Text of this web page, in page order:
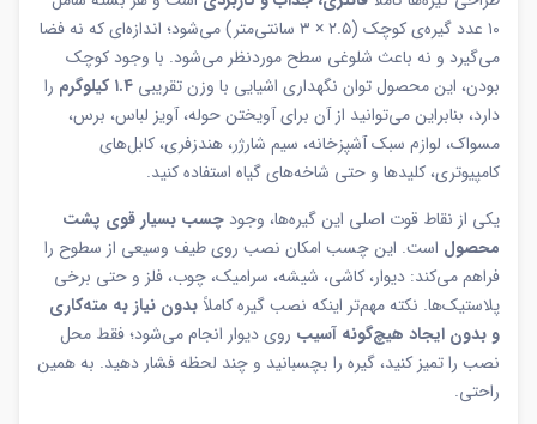
۱۰ عدد گیره‌ی کوچک (۲.۵ × ۳ سانتی‌متر) می‌شود؛ اندازه‌ای که نه فضا
می‌گیرد و نه باعث شلوغی سطح موردنظر می‌شود. با وجود کوچک
بودن، این محصول توان نگهداری اشیایی با وزن تقریبی ۱.۴ کیلوگرم
را
دارد، بنابراین می‌توانید از آن برای آویختن حوله، آویز لباس، برس،
مسواک، لوازم سبک آشپزخانه، سیم شارژر، هندزفری، کابل‌های
کامپیوتری، کلیدها و حتی شاخه‌های گیاه استفاده کنید.
یکی از نقاط قوت اصلی این گیره‌ها، وجود چسب بسیار قوی پشت
محصول است. این چسب امکان نصب روی طیف وسیعی از سطوح را
فراهم می‌کند: دیوار، کاشی، شیشه، سرامیک، چوب، فلز و حتی برخی
پلاستیک‌ها. نکته مهم‌تر اینکه نصب گیره کاملاً بدون نیاز به مته‌کاری
و بدون ایجاد هیچ‌گونه آسیب روی دیوار انجام می‌شود؛ فقط محل
نصب را تمیز کنید، گیره را بچسبانید و چند لحظه فشار دهید. به همین
راحتی.